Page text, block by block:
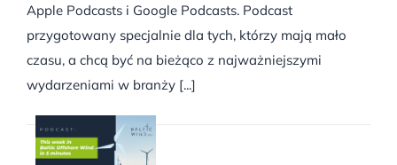
Apple Podcasts i Google Podcasts. Podcast
przygotowany specjalnie dla tych, którzy mają mało
czasu, a chcą być na bieżąco z najważniejszymi
wydarzeniami w branży [...]